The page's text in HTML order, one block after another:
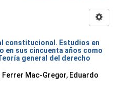
constitucional. Estudios en
en sus cincuenta años como
general del derecho
Mac-Gregor, Eduardo